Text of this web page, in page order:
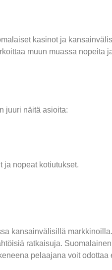
kasinot ja
muun muassa nopeita
juuri näitä asioita:
ja nopeat kotiutukset.
kansainvälisillä
ratkaisuja.
pelaajana voit